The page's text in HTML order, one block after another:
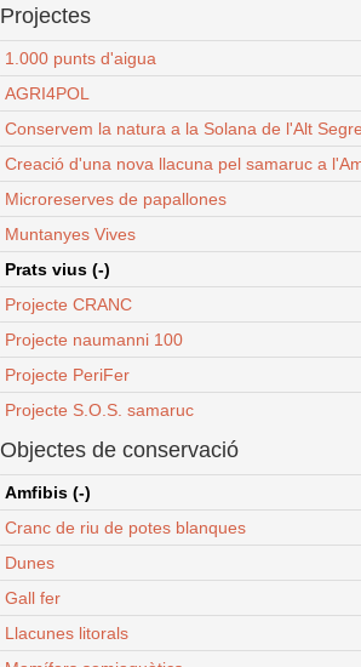
Projectes
1.000 punts d'aigua
AGRI4POL
Conservem la natura a la Solana de l'Alt
Creació d'una nova llacuna pel samaruc a
Microreserves de papallones
Muntanyes Vives
Prats vius (-)
Projecte CRANC
Projecte naumanni 100
Projecte PeriFer
Projecte S.O.S. samaruc
Objectes de conservació
Amfibis (-)
Cranc de riu de potes blanques
Dunes
Gall fer
Llacunes litorals